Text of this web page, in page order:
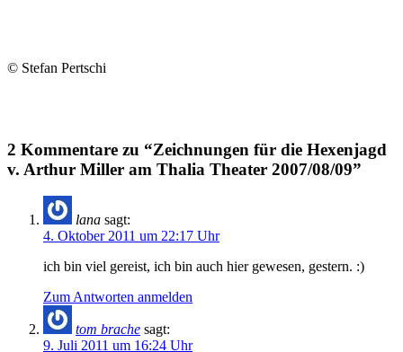
© Stefan Pertschi
2 Kommentare zu “Zeichnungen für die Hexenjagd
v. Arthur Miller am Thalia Theater 2007/08/09”
lana sagt:
4. Oktober 2011 um 22:17 Uhr
ich bin viel gereist, ich bin auch hier gewesen, gestern. :)
Zum Antworten anmelden
tom brache sagt:
9. Juli 2011 um 16:24 Uhr